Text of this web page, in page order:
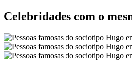
Celebridades com o